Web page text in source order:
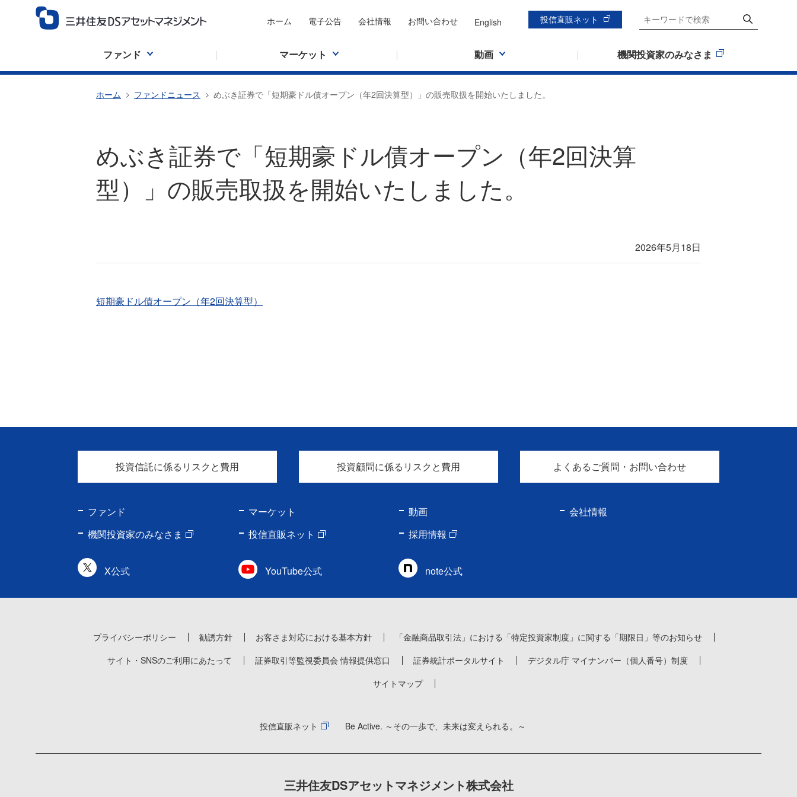
ホーム 電子公告 会社情報 お問い合わせ English 投信直販ネット
ファンド マーケット 動画 機関投資家のみなさま
ホーム ファンドニュース めぶき証券で「短期豪ドル債オープン（年2回決算型）」の販売取扱を開始いたしました。
めぶき証券で「短期豪ドル債オープン（年2回決算
型）」の販売取扱を開始いたしました。
2026年5月18日
短期豪ドル債オープン（年2回決算型）
投資信託に係るリスクと費用 投資顧問に係るリスクと費用 よくあるご質問・お問い合わせ
ファンド マーケット 動画
会社情報
機関投資家のみなさま
投信直販ネット 採用情報
X公式 YouTube公式 note公式
プライバシーポリシー 勧誘方針 お客さま対応における基本方針
「金融商品取引法」における「特定投資家制度」に関する「期限日」等のお知らせ
サイト・SNSのご利用にあたって
証券取引等監視委員会 情報提供窓口 証券統計ポータルサイト
デジタル庁 マイナンバー（個人番号）制度
サイトマップ
投信直販ネット Be Active. ～その一歩で、未来は変えられる。～
三井住友DSアセットマネジメント株式会社